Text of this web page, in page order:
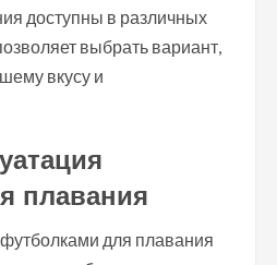
доступны в различных
выбрать вариант,
вкусу и
плавания
для плавания